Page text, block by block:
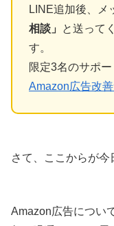
LINE追加後、メ
相談」
と送って
す。
限定3名のサポ
Amazon広告改
さて、ここからが今
Amazon広告につい